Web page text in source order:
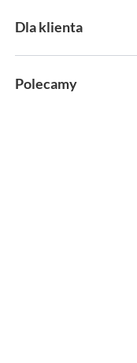
Dla klienta
Polecamy